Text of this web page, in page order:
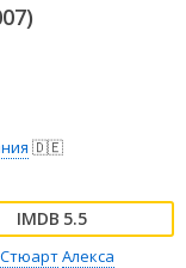
🇩🇪
5.5
Алекса